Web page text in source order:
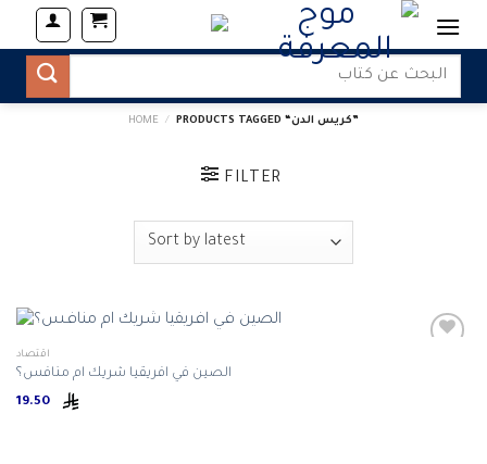
content
Search
HOME / PRODUCTS TAGGED “كريس الدن”
FILTER
اقتصاد
الصين في افريقيا شريك ام منافس؟
19.50